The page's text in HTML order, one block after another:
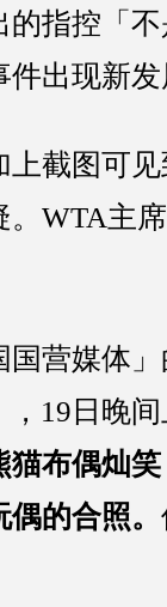
指控「
件出现新
截图可
WTA主
国营媒体
，19日晚
布偶灿
的合照。